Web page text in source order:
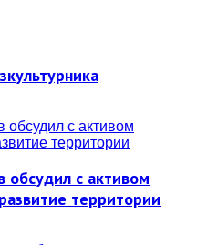
обсудил с активом
территории